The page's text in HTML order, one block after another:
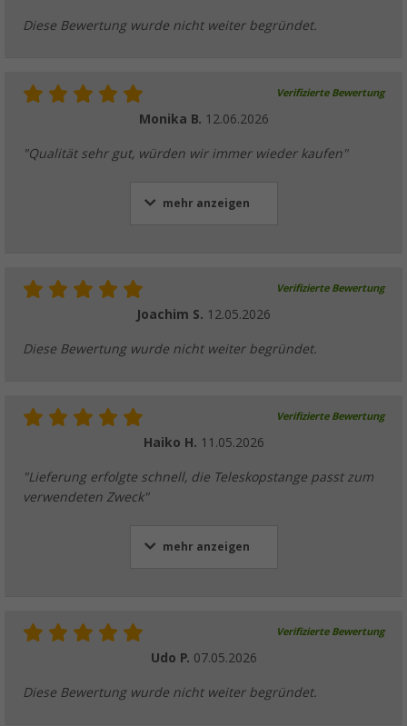
Diese Bewertung wurde nicht weiter begründet.
Verifizierte Bewertung
Monika B. 12.06.2026
"Qualität sehr gut, würden wir immer wieder kaufen"
mehr anzeigen
Verifizierte Bewertung
Joachim S. 12.05.2026
Diese Bewertung wurde nicht weiter begründet.
Verifizierte Bewertung
Haiko H. 11.05.2026
"Lieferung erfolgte schnell, die Teleskopstange passt zum
verwendeten Zweck"
mehr anzeigen
Verifizierte Bewertung
Udo P. 07.05.2026
Diese Bewertung wurde nicht weiter begründet.